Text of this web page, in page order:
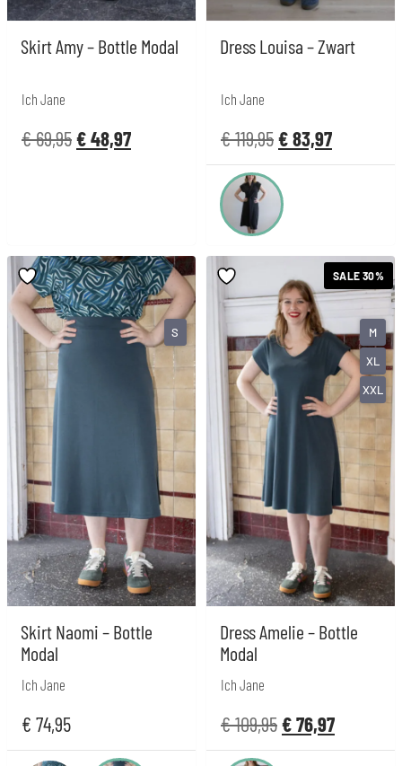
Skirt Amy – Bottle Modal
Ich Jane
€69,95€48,97
Dress Louisa – Zwart
Ich Jane
€119,95€83,97
Skirt Naomi – Bottle
Modal
Ich Jane
€ 74,95
S
SALE 30%
Dress Amelie – Bottle
Modal
Ich Jane
€109,95€76,97
M
XL
XXL